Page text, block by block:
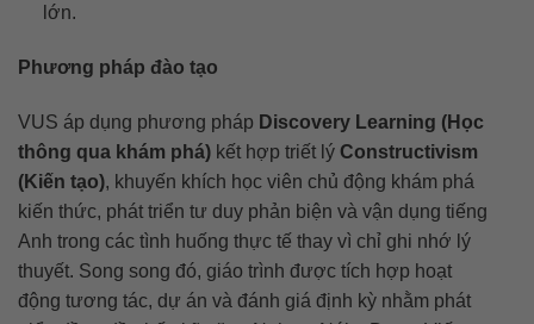
lớn.
Phương pháp đào tạo
VUS áp dụng phương pháp Discovery Learning (Học
thông qua khám phá) kết hợp triết lý Constructivism
(Kiến tạo), khuyến khích học viên chủ động khám phá
kiến thức, phát triển tư duy phản biện và vận dụng tiếng
Anh trong các tình huống thực tế thay vì chỉ ghi nhớ lý
thuyết. Song song đó, giáo trình được tích hợp hoạt
động tương tác, dự án và đánh giá định kỳ nhằm phát